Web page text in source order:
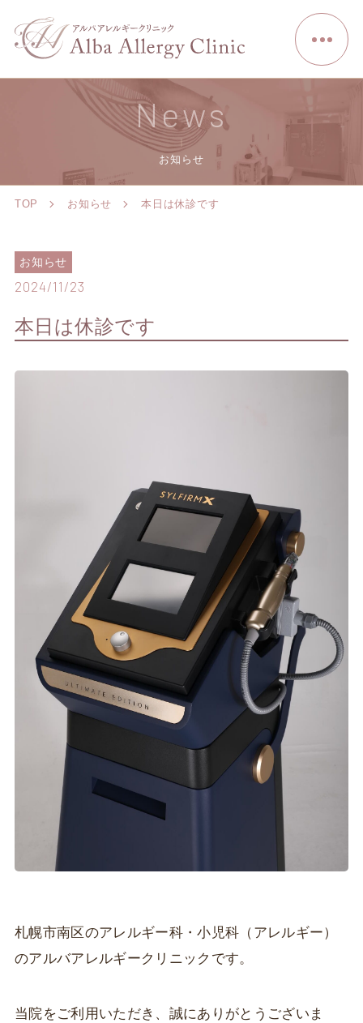
News
お知らせ
TOP お知らせ 本日は休診です
お知らせ
2024/11/23
本日は休診です
札幌市南区のアレルギー科・小児科（アレルギー）
のアルバアレルギークリニックです。
当院をご利用いただき、誠にありがとうございま